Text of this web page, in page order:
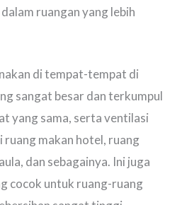
ruangan yang lebih
di tempat-tempat di
sangat besar dan terkumpul
yang sama, serta ventilasi
makan hotel, ruang
dan sebagainya. Ini juga
cocok untuk ruang-ruang